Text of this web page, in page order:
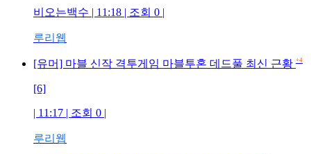
비오는백수 | 11:18 | 조회 0 |
루리웹
[유머] 마블 신작 격투게임 마블투혼 데드풀 최신 근황 +4
[6]
| 11:17 | 조회 0 |
루리웹